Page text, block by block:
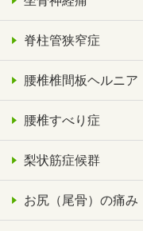
脊柱管狭窄症
腰椎椎間板ヘルニア
腰椎すべり症
梨状筋症候群
お尻（尾骨）の痛み